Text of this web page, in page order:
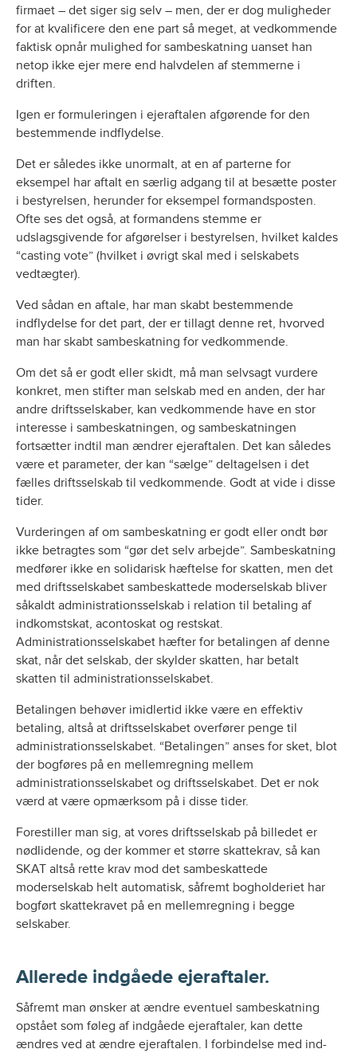
firmaet – det siger sig selv – men, der er dog muligheder
for at kvalificere den ene part så meget, at vedkommende
faktisk opnår mulighed for sambeskatning uanset han
netop ikke ejer mere end halvdelen af stemmerne i
driften.
Igen er formuleringen i ejeraftalen afgørende for den
bestemmende indflydelse.
Det er således ikke unormalt, at en af parterne for
eksempel har aftalt en særlig adgang til at besætte poster
i bestyrelsen, herunder for eksempel formandsposten.
Ofte ses det også, at formandens stemme er
udslagsgivende for afgørelser i bestyrelsen, hvilket kaldes
“casting vote” (hvilket i øvrigt skal med i selskabets
vedtægter).
Ved sådan en aftale, har man skabt bestemmende
indflydelse for det part, der er tillagt denne ret, hvorved
man har skabt sambeskatning for vedkommende.
Om det så er godt eller skidt, må man selvsagt vurdere
konkret, men stifter man selskab med en anden, der har
andre driftsselskaber, kan vedkommende have en stor
interesse i sambeskatningen, og sambeskatningen
fortsætter indtil man ændrer ejeraftalen. Det kan således
være et parameter, der kan “sælge” deltagelsen i det
fælles driftsselskab til vedkommende. Godt at vide i disse
tider.
Vurderingen af om sambeskatning er godt eller ondt bør
ikke betragtes som “gør det selv arbejde”. Sambeskatning
medfører ikke en solidarisk hæftelse for skatten, men det
med driftsselskabet sambeskattede moderselskab bliver
såkaldt administrationsselskab i relation til betaling af
indkomstskat, acontoskat og restskat.
Administrationsselskabet hæfter for betalingen af denne
skat, når det selskab, der skylder skatten, har betalt
skatten til administrationsselskabet.
Betalingen behøver imidlertid ikke være en effektiv
betaling, altså at driftsselskabet overfører penge til
administrationsselskabet. “Betalingen” anses for sket, blot
der bogføres på en mellemregning mellem
administrationsselskabet og driftsselskabet. Det er nok
værd at være opmærksom på i disse tider.
Forestiller man sig, at vores driftsselskab på billedet er
nødlidende, og der kommer et større skattekrav, så kan
SKAT altså rette krav mod det sambeskattede
moderselskab helt automatisk, såfremt bogholderiet har
bogført skattekravet på en mellemregning i begge
selskaber.
Allerede indgåede ejeraftaler.
Såfremt man ønsker at ændre eventuel sambeskatning
opstået som føleg af indgåede ejeraftaler, kan dette
ændres ved at ændre ejeraftalen. I forbindelse med ind-